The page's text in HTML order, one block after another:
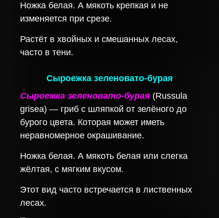
Ножка белая. А мякоть крепкая и не
изменяется при срезе.
Растёт в хвойных и смешанных лесах,
часто в тени.
Сыроежка зеленовато-бурая
Сыроежка зеленовато-бурая (Russula
grisea) — гриб с шляпкой от зелёного до
бурого цвета. Которая может иметь
неравномерное окрашивание.
Ножка белая. А мякоть белая или слегка
жёлтая, с мягким вкусом.
Этот вид часто встречается в лиственных
лесах.